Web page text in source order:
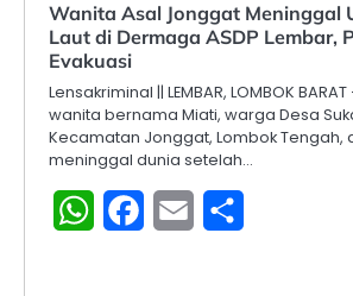
Wanita Asal Jonggat Meninggal
Laut di Dermaga ASDP Lembar,
Evakuasi
Lensakriminal || LEMBAR, LOMBOK
wanita bernama Miati, warga Desa
Kecamatan Jonggat, Lombok Tengah,
meninggal dunia setelah…
WhatsAppFacebook
Email